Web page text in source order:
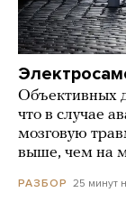
Объективных
что в случае
мозговую
выше, чем на
РАЗБОР 25 минут